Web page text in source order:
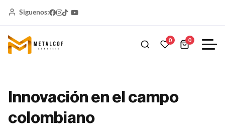
Siguenos:
0 0
Innovación en el campo
colombiano